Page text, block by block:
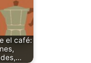
el café: